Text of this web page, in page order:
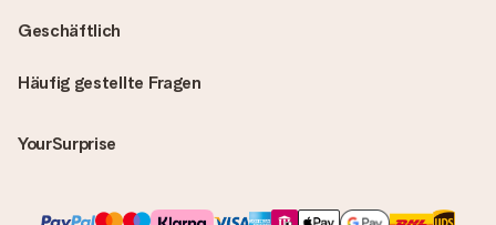
Häufig gestellte Fragen
YourSurprise
Geschäftlich